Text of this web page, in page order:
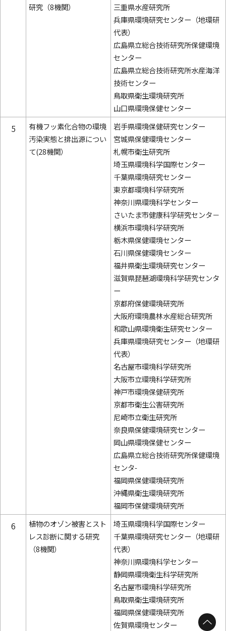
研究（8機関）
三重県水産研究所
兵庫県環境研究センター（地環研
代表）
広島県立総合技術研究所保健環境
センター
広島県立総合技術研究所水産海洋
技術センター
鳥取県衛生環境研究所
山口県環境保健センター
5
有機フッ素化合物の環境
汚染実態と排出源につい
て(28機関）
岩手県環境保健研究センター
宮城県保健環境センター
札幌市衛生研究所
埼玉県環境科学国際センター
千葉県環境研究センター
東京都環境科学研究所
神奈川県環境科学センター
さいたま市健康科学研究センタ－
横浜市環境科学研究所
栃木県保健環境センター
石川県保健環境センター
福井県衛生環境研究センター
滋賀県琵琶湖環境科学研究センタ
ー
京都府保健環境研究所
大阪府環境農林水産総合研究所
和歌山県環境衛生研究センター
兵庫県環境研究センター（地環研
代表）
名古屋市環境科学研究所
大阪市立環境科学研究所
神戸市環境保健研究所
京都市衛生公害研究所
尼崎市立衛生研究所
奈良県保健環境研究センター
岡山県環境保健センター
広島県立総合技術研究所保健環境
センタ-
福岡県保健環境研究所
沖縄県衛生環境研究所
福岡市保健環境研究所
6
植物のオゾン被害とスト
レス診断に関する研究
（8機関）
埼玉県環境科学国際センター
千葉県環境研究センター（地環研
代表）
神奈川県環境科学センター
静岡県環境衛生科学研究所
名古屋市環境科学研究所
鳥取県衛生環境研究所
福岡県保健環境研究所
佐賀県環境センター